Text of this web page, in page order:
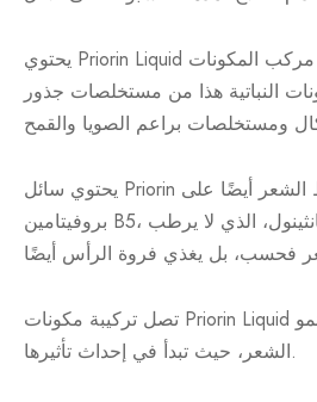
النباتية هذا من مستخلصات جذور
يحتوي سائل Priorin المضاد لتساقط الشعر أيضًا على
بروفيتامين B5، المعروف باسم ديكسبانثينول، الذي لا يرطب
تصل تركيبة مكونات Priorin Liquid إلى جذور الشعر، مركز نمو
الشعر، حيث تبدأ في إحداث تأثيرها.